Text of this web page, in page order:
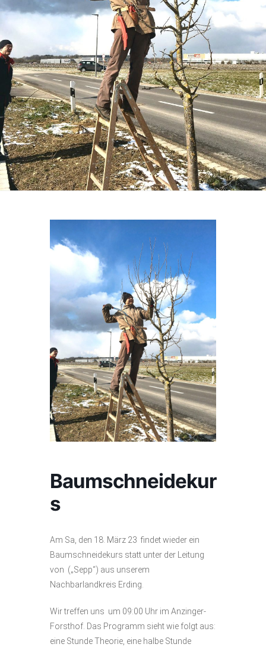
Baumschneidekur
s
Am Sa, den 18. März 23 findet wieder ein
Baumschneidekurs statt unter der Leitung
von („Sepp“) aus unserem
Nachbarlandkreis Erding.
Wir treffen uns um 09:00 Uhr im Anzinger-
Forsthof. Das Programm sieht wie folgt aus:
eine Stunde Theorie, eine halbe Stunde